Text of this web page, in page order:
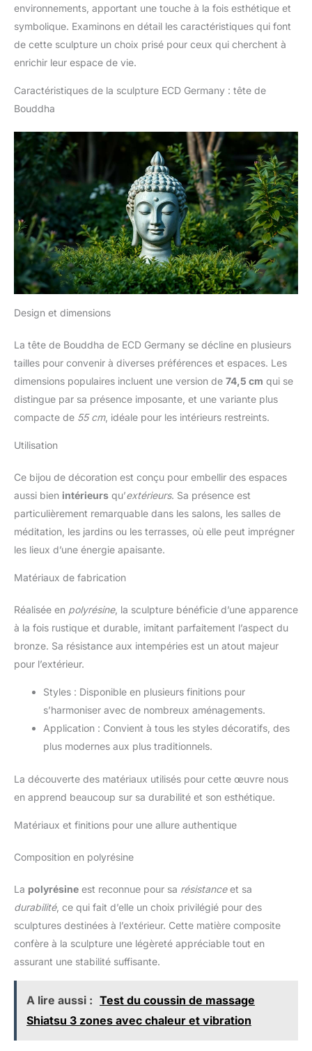
environnements, apportant une touche à la fois esthétique et
symbolique. Examinons en détail les caractéristiques qui font
de cette sculpture un choix prisé pour ceux qui cherchent à
enrichir leur espace de vie.
Caractéristiques de la sculpture ECD Germany : tête de
Bouddha
Design et dimensions
La tête de Bouddha de ECD Germany se décline en plusieurs
tailles pour convenir à diverses préférences et espaces. Les
dimensions populaires incluent une version de 74,5 cm qui se
distingue par sa présence imposante, et une variante plus
compacte de 55 cm, idéale pour les intérieurs restreints.
Utilisation
Ce bijou de décoration est conçu pour embellir des espaces
aussi bien intérieurs qu’extérieurs. Sa présence est
particulièrement remarquable dans les salons, les salles de
méditation, les jardins ou les terrasses, où elle peut imprégner
les lieux d’une énergie apaisante.
Matériaux de fabrication
Réalisée en polyrésine, la sculpture bénéficie d’une apparence
à la fois rustique et durable, imitant parfaitement l’aspect du
bronze. Sa résistance aux intempéries est un atout majeur
pour l’extérieur.
Styles : Disponible en plusieurs finitions pour
s’harmoniser avec de nombreux aménagements.
Application : Convient à tous les styles décoratifs, des
plus modernes aux plus traditionnels.
La découverte des matériaux utilisés pour cette œuvre nous
en apprend beaucoup sur sa durabilité et son esthétique.
Matériaux et finitions pour une allure authentique
Composition en polyrésine
La polyrésine est reconnue pour sa résistanceet sa
durabilité, ce qui fait d’elle un choix privilégié pour des
sculptures destinées à l’extérieur. Cette matière composite
confère à la sculpture une légèreté appréciable tout en
assurant une stabilité suffisante.
A lire aussi : Test du coussin de massage
Shiatsu 3 zones avec chaleur et vibration